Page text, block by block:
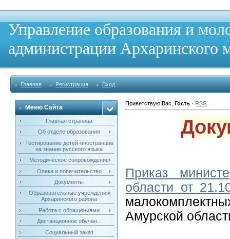
Управление образования и
администрации Архаринского
Главная Регистрация Вход
Меню Сайта
Главная страница
Об отделе образования
Тестирование детей-иностранцев
на знание русского языка
Методическое сопровождение
Опека и попечительство
Документы
Образовательные учреждения
Архаринского района
Работа с обращениями
Дистанционное обучен...
Социальный заказ
Приветствую Вас ,Гость · RSS
Приказ
области от
Амурской